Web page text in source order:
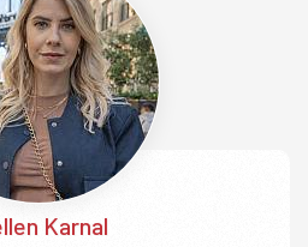
à carvão
de entrada
Karnal